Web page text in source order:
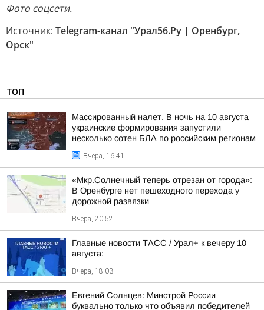
Фото соцсети.
Источник: Telegram-канал "Урал56.Ру | Оренбург,
Орск"
ТОП
Массированный налет. В ночь на 10 августа
украинские формирования запустили
несколько сотен БЛА по российским регионам
Вчера, 16:41
«Мкр.Солнечный теперь отрезан от города»:
В Оренбурге нет пешеходного перехода у
дорожной развязки
Вчера, 20:52
Главные новости ТАСС / Урал+ к вечеру 10
августа:
Вчера, 18:03
Евгений Солнцев: Минстрой России
буквально только что объявил победителей